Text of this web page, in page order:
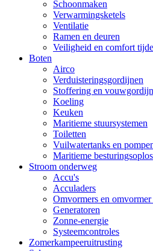
Schoonmaken
Verwarmingsketels
Ventilatie
Ramen en deuren
Veiligheid en comfort
Boten
Airco
Verduisteringsgordijnen
Stoffering en
Koeling
Keuken
Maritieme stuursystemen
Toiletten
Vuilwatertanks en
Maritieme
Stroom onderweg
Accu's
Acculaders
Omvormers en
Generatoren
Zonne-energie
Systeemcontroles
Zomerkampeeruitrusting